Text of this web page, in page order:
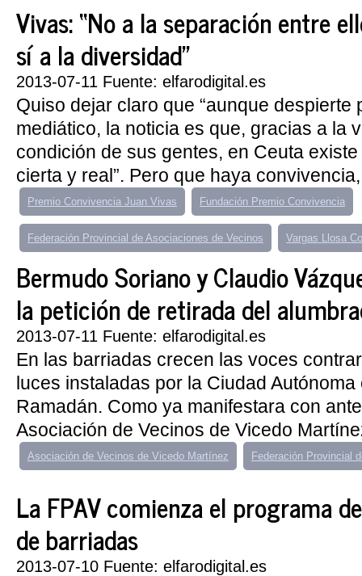
Vivas: “No a la separación entre
sí a la diversidad”
2013-07-11 Fuente: elfarodigital.es
Quiso dejar claro que “aunque despierte
mediático, la noticia es que, gracias a la
condición de sus gentes, en Ceuta
cierta y real”. Pero que haya
Premio Convivencia Juan Vivas Fundación Premio Convivencia
Federación Provincial de Asociaciones de Vecinos Vargas Llosa
Bermudo Soriano y Claudio
la petición de retirada del
2013-07-11 Fuente: elfarodigital.es
En las barriadas crecen las voces
luces instaladas por la Ciudad
Ramadán. Como ya manifestara con
Asociación de Vecinos de Vicedo
Asociación de Vecinos de Vicedo Martínez Federación Provincial
La FPAV comienza el programa
de barriadas
2013-07-10 Fuente: elfarodigital.es